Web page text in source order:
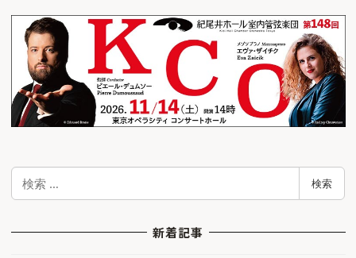
検
索
検索
新着記事